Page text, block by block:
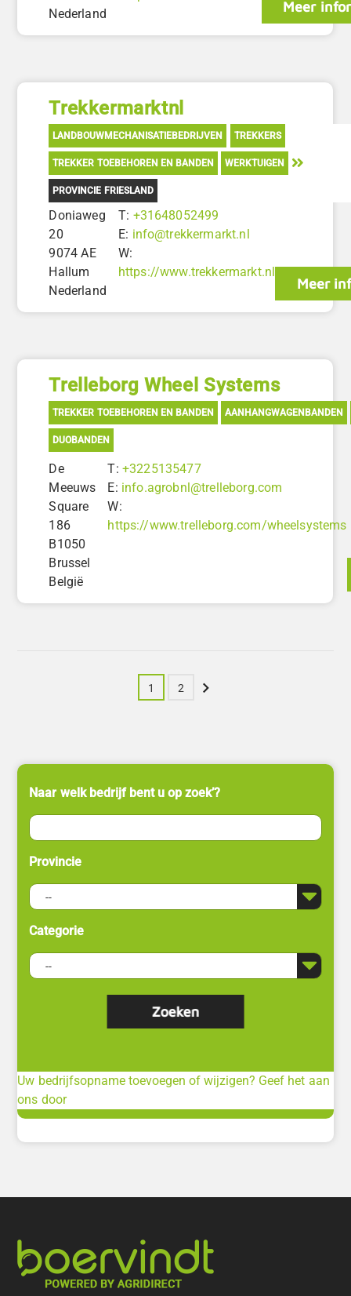
Nederland
Meer
Trekkermarktnl
LANDBOUWMECHANISATIEBEDRIJVEN TREKKERS
TREKKER TOEBEHOREN EN BANDEN WERKTUIGEN
PROVINCIE FRIESLAND
Doniaweg
20
9074 AE
Hallum
Nederland
T: +31648052499
E: info@trekkermarkt.nl
W:
https://www.trekkermarkt.nl
Meer
Trelleborg Wheel Systems
TREKKER TOEBEHOREN EN BANDEN AANHANGWAGENBANDEN
DUOBANDEN
De
Meeuws
Square
186
B1050
Brussel
België
T:+3225135477
E: info.agrobnl@trelleborg.com
W:
https://www.trelleborg.com/wheelsystems
1 2 Volgende
Naar welk bedrijf bent u op zoek’?
Provincie
Categorie
Uw bedrijfsopname toevoegen of wijzigen? Geef het aan
ons door